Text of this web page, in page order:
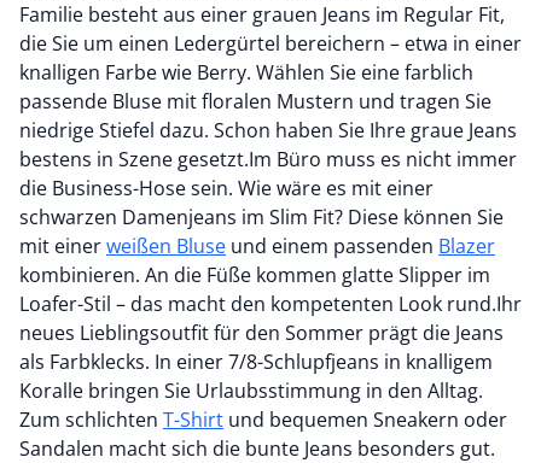
Familie besteht aus einer grauen Jeans im Regular Fit,
die Sie um einen Ledergürtel bereichern – etwa in einer
knalligen Farbe wie Berry. Wählen Sie eine farblich
passende Bluse mit floralen Mustern und tragen Sie
niedrige Stiefel dazu. Schon haben Sie Ihre graue Jeans
bestens in Szene gesetzt.Im Büro muss es nicht immer
die Business-Hose sein. Wie wäre es mit einer
schwarzen Damenjeans im Slim Fit? Diese können Sie
mit einerweißen Bluse und einem passenden Blazer
kombinieren. An die Füße kommen glatte Slipper im
Loafer-Stil – das macht den kompetenten Look rund.Ihr
neues Lieblingsoutfit für den Sommer prägt die Jeans
als Farbklecks. In einer 7/8-Schlupfjeans in knalligem
Koralle bringen Sie Urlaubsstimmung in den Alltag.
Zum schlichten T-Shirt
Sandalen macht sich die bunte Jeans besonders gut.